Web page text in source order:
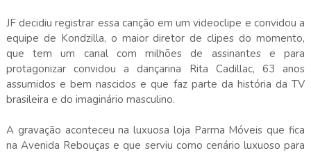
JF decidiu registrar essa canção em um videoclipe e convidou a
equipe de Kondzilla, o maior diretor de clipes do momento,
que tem um canal com milhões de assinantes e para
protagonizar convidou a dançarina Rita Cadillac, 63 anos
assumidos e bem nascidos e que faz parte da história da TV
brasileira e do imaginário masculino.
A gravação aconteceu na luxuosa loja Parma Móveis que fica
na Avenida Rebouças e que serviu como cenário luxuoso para